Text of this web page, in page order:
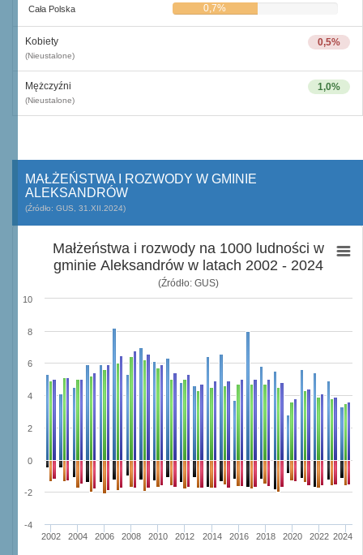
Cała Polska 0,7%
0,5%
Kobiety
(Nieustalone)
1,0%
Mężczyźni
(Nieustalone)
MAŁŻEŃSTWA I ROZWODY W GMINIE
ALEKSANDRÓW
(Źródło: GUS, 31.XII.2024)
Małżeństwa i rozwody na 1000 ludności w
gminie Aleksandrów w latach 2002 - 2024
(Źródło: GUS)
2002 2004 2006 2008 2010 2012 2014 2016 2018 2020 2022 2024
-4
-2
0
2
4
6
8
10